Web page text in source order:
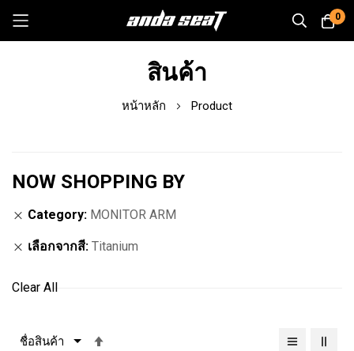
0
สินค้า
หน้าหลัก Product
NOW SHOPPING BY
Category MONITOR ARM
เลือกจากสี Titanium
Clear All